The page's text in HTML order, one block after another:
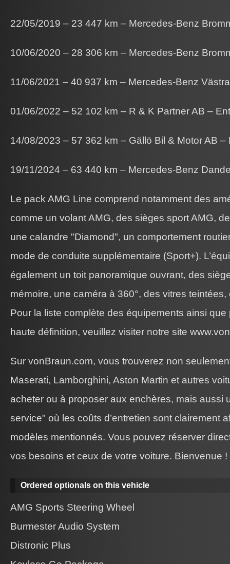
22/05/2019 – 23 447 km – Mercedes-Benz
10/06/2020 – 28 306 km – Mercedes-Benz
11/06/2021 – 40 937 km – Mercedes-Benz
01/06/2022 – 52 102 km – R & K Partner AB –
14/08/2023 – 57 362 km – Gällö Bil & Motor AB –
19/11/2024 – 63 440 km – Mercedes-Benz
Le pack AMG Line comprend notamment des
comme un volant AMG, des sièges sport AMG,
une calandre "Diamond", un comportement
mode de conduite supplémentaire (Sport+).
également un toit panoramique ouvrant, des
mémoire, une caméra à 360°, des vitres
Pour la liste complète des équipements ainsi
haute définition, veuillez visiter notre site
Sur vonBraun.com, vous trouverez non
Maserati, Lamborghini, Aston Martin et autres
acheter ou à proposer aux enchères, mais aussi
service" où les coûts d’entretien sont clairement
modèles mentionnés. Vous pouvez réserver
vos besoins et ceux de votre voiture. Bienvenue !
Ordered optionals on this vehicle
AMG Sports Steering Wheel
Burmester Audio System
Distronic Plus